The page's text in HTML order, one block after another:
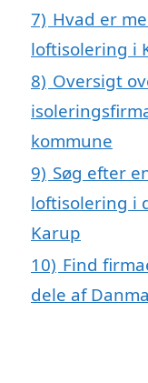
7) Hvad er
loftisolering i
8) Oversigt
kommune
9) Søg efter
loftisolering i
Karup
10) Find
dele af